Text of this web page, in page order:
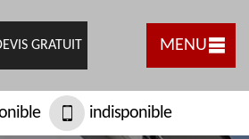
GRATUIT MENU
indisponible